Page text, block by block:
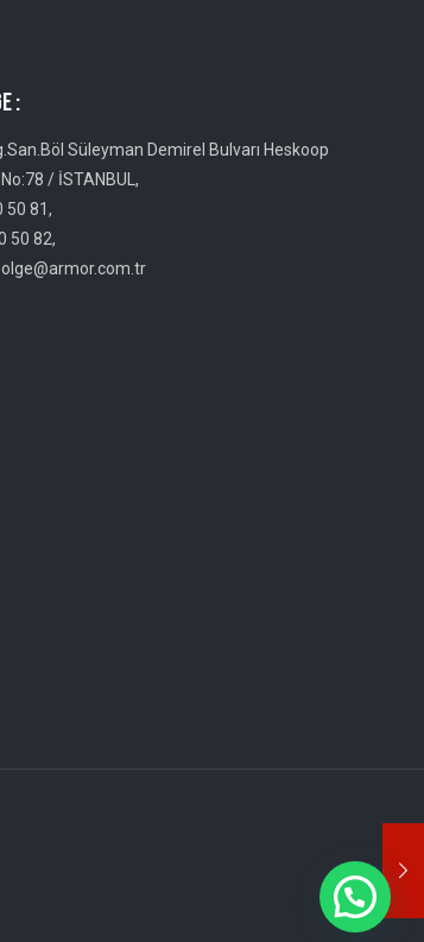
:
Süleyman Demirel Bulvarı Heskoop
/ İSTANBUL,
50 81,
50 82,